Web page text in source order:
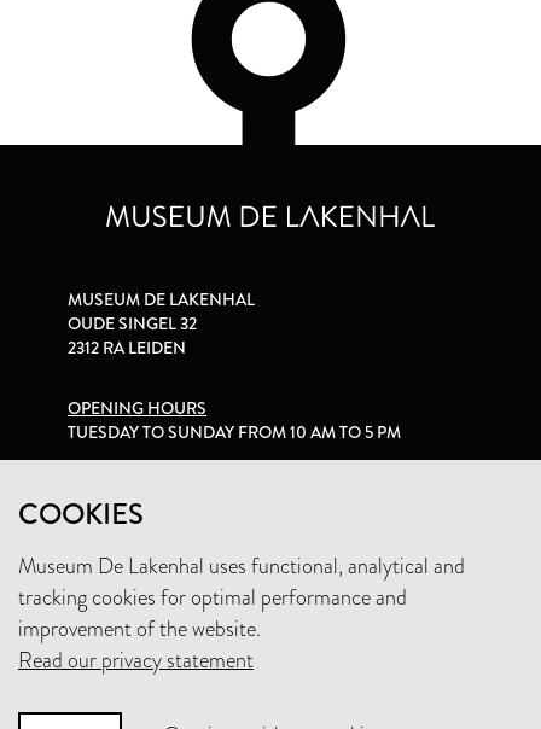
COOKIES
Museum De Lakenhal uses functional, analytical and
tracking cookies for optimal performance and
improvement of the website.
Read our privacy statement
MUSEUM DE LAKENHAL
OUDE SINGEL 32
2312 RA LEIDEN
OPENING HOURS
TUESDAY TO SUNDAY FROM 10 AM TO 5 PM
+31 (0)71 5165360
INFO@LAKENHAL.NL
SUPPORT THE MUSEUM